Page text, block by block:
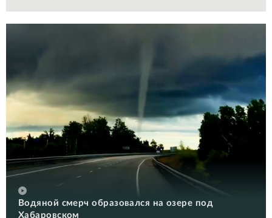
Водяной смерч образовался на озере под
Хабаровском